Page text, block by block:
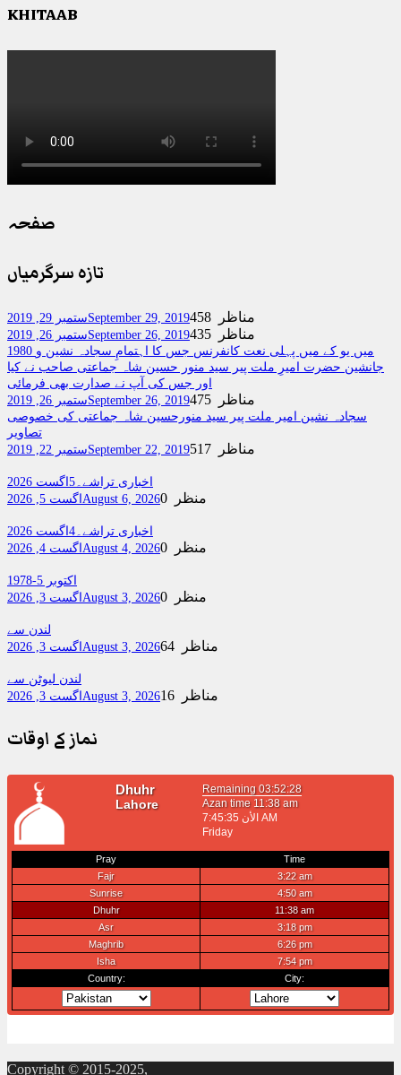
KHITAAB
صفحہ
تازہ سرگرمیاں
ستمبر 29, 2019September 29, 2019 458 مناظر
ستمبر 26, 2019September 26, 2019 435 مناظر
1980 میں یو کے میں پہلی نعت کانفرنس جس کا اہتمامِ سجادہ نشین و
جانشین حضرت امیرِ ملت پیر سید منور حسین شاہ جماعتی صاحب نے کیا
اور جس کی آپ نے صدارت بھی فرمائی
ستمبر 26, 2019September 26, 2019 475 مناظر
سجادہ نشین امیر ملت پیر سید منورحسین شاہ جماعتی کی خصوصی
تصاویر
ستمبر 22, 2019September 22, 2019 517 مناظر
اخباری تراشے۔5اگست 2026
اگست 5, 2026 August 6, 2026 0 منظر
اخباری تراشے۔4اگست 2026
اگست 4, 2026 August 4, 2026 0 منظر
اکتوبر 5-1978
اگست 3, 2026 August 3, 2026 0 منظر
لندن سے
اگست 3, 2026 August 3, 2026 64 مناظر
لندن لیوٹن سے
اگست 3, 2026 August 3, 2026 16 مناظر
نماز کے اوقات
Copyright © 2015-2025,